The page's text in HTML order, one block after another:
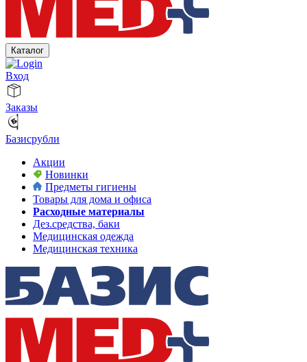
Каталог
Вход
Заказы
Базисрубли
Акции
Новинки
Предметы гигиены
Товары для дома и офиса
Расходные материалы
Дез.средства, баки
Медицинская одежда
Медицинская техника